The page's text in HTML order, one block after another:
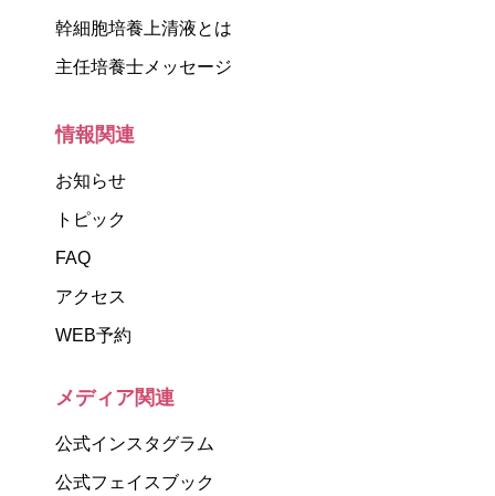
幹細胞培養上清液とは
主任培養士メッセージ
情報関連
お知らせ
トピック
FAQ
アクセス
WEB予約
メディア関連
公式インスタグラム
公式フェイスブック